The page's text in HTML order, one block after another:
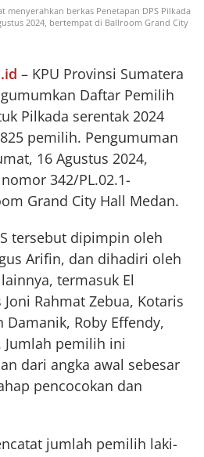
menyerahkan berkas Penetapan DPS Pilkada
2024, bertempat di Ballroom Grand City
– KPU Provinsi Sumatera
Daftar Pemilih
Pilkada serentak 2024
pemilih. Pengumuman
16 Agustus 2024,
342/PL.02.1-
Grand City Hall Medan.
tersebut dipimpin oleh
Arifin, dan dihadiri oleh
termasuk El
Rahmat Zebua, Kotaris
Damanik, Roby Effendy,
pemilih ini
dari angka awal sebesar
pencocokan dan
jumlah pemilih laki-